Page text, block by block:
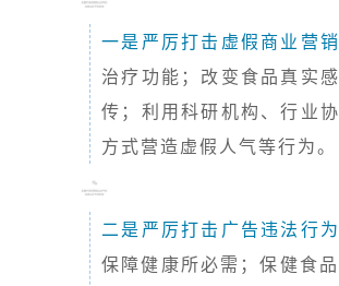
一是严厉打击虚假商业营销
治疗功能；改变食品真实
传；利用科研机构、行业
方式营造虚假人气等行为。
二是严厉打击广告违法行为
保障健康所必需；保健食